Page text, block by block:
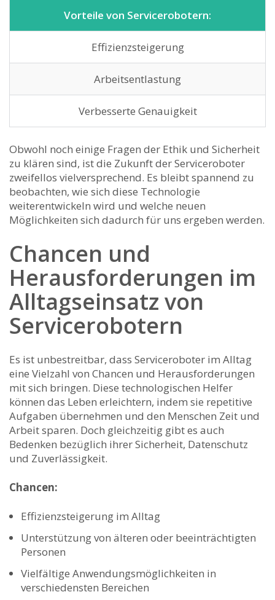
Vorteile von Servicerobotern:
Effizienzsteigerung
Arbeitsentlastung
Verbesserte Genauigkeit
Obwohl noch einige Fragen der Ethik und Sicherheit
zu ​klären sind, ist die Zukunft der Serviceroboter
⁣zweifellos vielversprechend. Es bleibt spannend zu
beobachten, wie‍ sich diese Technologie
⁣weiterentwickeln‍ wird und welche neuen
Möglichkeiten sich dadurch ⁤für uns⁤ ergeben werden.
Chancen und
Herausforderungen im
Alltagseinsatz von
Servicerobotern
Es ist unbestreitbar, dass Serviceroboter im Alltag
eine Vielzahl von Chancen und Herausforderungen
mit sich bringen. Diese⁣ technologischen Helfer
können das Leben erleichtern, indem sie repetitive
Aufgaben übernehmen und den Menschen Zeit und
Arbeit sparen. Doch gleichzeitig gibt es ‍auch
Bedenken bezüglich ihrer‌ Sicherheit, Datenschutz
⁣und Zuverlässigkeit.
Chancen:
Effizienzsteigerung im Alltag
Unterstützung⁤ von älteren oder beeinträchtigten
‍Personen
Vielfältige Anwendungsmöglichkeiten in
verschiedensten Bereichen